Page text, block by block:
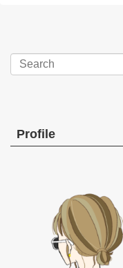
Profile